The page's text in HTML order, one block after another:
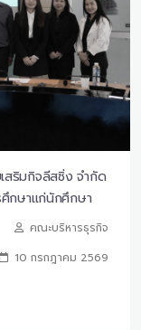
สริมกิจลีสซิ่ง จำกัด
กษาแก่นักศึกษา
คณะบริหารธุรกิจ
10 กรกฎาคม 2569